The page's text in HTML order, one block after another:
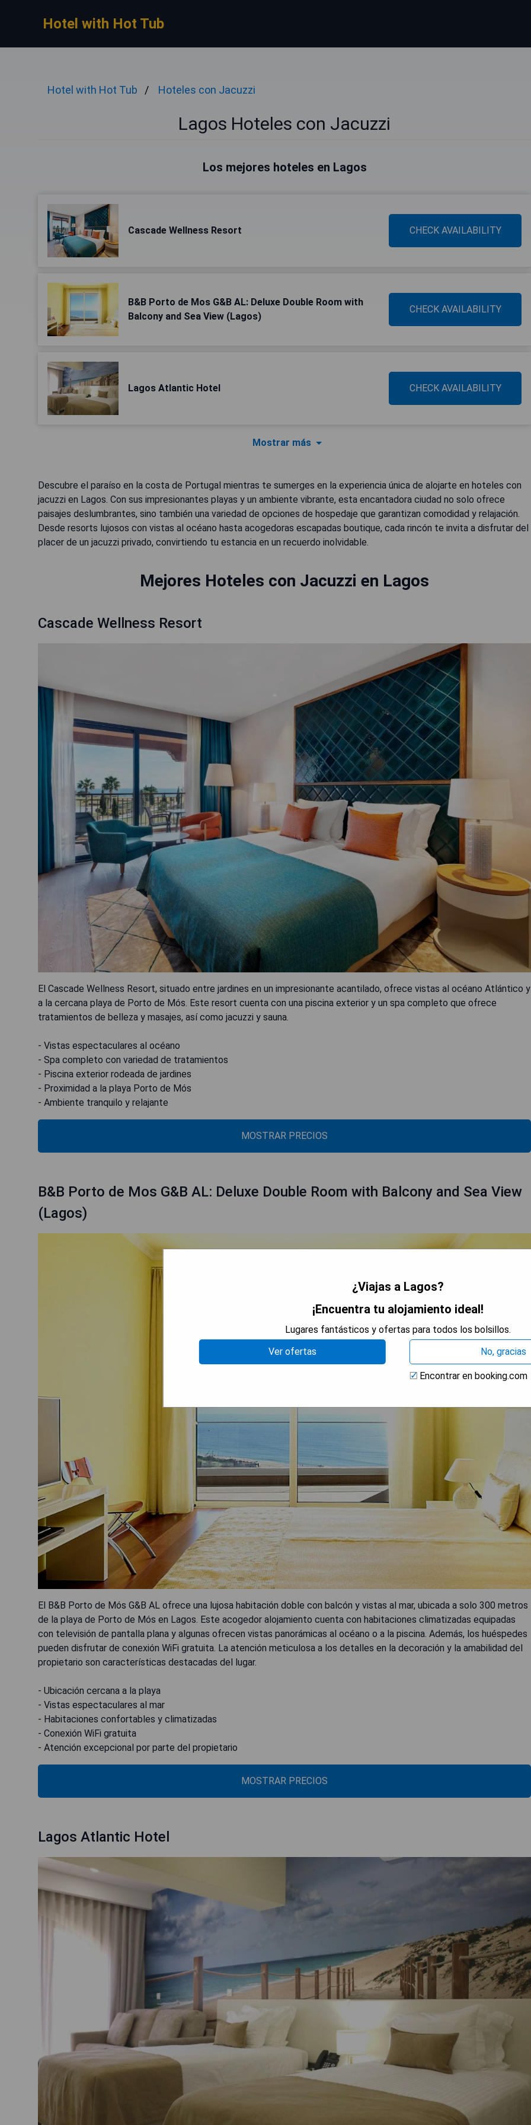
Hotel with Hot Tub
Hotel with Hot Tub Hoteles con Jacuzzi
Lagos Hoteles con Jacuzzi
Los mejores hoteles en Lagos
Cascade Wellness Resort CHECK AVAILABILITY
B&B Porto de Mos G&B AL: Deluxe Double Room with
Balcony and Sea View (Lagos)
CHECK AVAILABILITY
Lagos Atlantic Hotel CHECK AVAILABILITY
Mostrar más
Descubre el paraíso en la costa de Portugal mientras te sumerges en la experiencia única de alojarte en hoteles con
jacuzzi en Lagos. Con sus impresionantes playas y un ambiente vibrante, esta encantadora ciudad no solo ofrece
paisajes deslumbrantes, sino también una variedad de opciones de hospedaje que garantizan comodidad y relajación.
Desde resorts lujosos con vistas al océano hasta acogedoras escapadas boutique, cada rincón te invita a disfrutar del
placer de un jacuzzi privado, convirtiendo tu estancia en un recuerdo inolvidable.
Mejores Hoteles con Jacuzzi en Lagos
Cascade Wellness Resort
El Cascade Wellness Resort, situado entre jardines en un impresionante acantilado, ofrece vistas al océano Atlántico y
a la cercana playa de Porto de Mós. Este resort cuenta con una piscina exterior y un spa completo que ofrece
tratamientos de belleza y masajes, así como jacuzzi y sauna.
- Vistas espectaculares al océano
- Spa completo con variedad de tratamientos
- Piscina exterior rodeada de jardines
- Proximidad a la playa Porto de Mós
- Ambiente tranquilo y relajante
MOSTRAR PRECIOS
B&B Porto de Mos G&B AL: Deluxe Double Room with Balcony and Sea View
(Lagos)
El B&B Porto de Mós G&B AL ofrece una lujosa habitación doble con balcón y vistas al mar, ubicada a solo 300 metros
de la playa de Porto de Mós en Lagos. Este acogedor alojamiento cuenta con habitaciones climatizadas equipadas
con televisión de pantalla plana y algunas ofrecen vistas panorámicas al océano o a la piscina. Además, los huéspedes
pueden disfrutar de conexión WiFi gratuita. La atención meticulosa a los detalles en la decoración y la amabilidad del
propietario son características destacadas del lugar.
- Ubicación cercana a la playa
- Vistas espectaculares al mar
- Habitaciones confortables y climatizadas
- Conexión WiFi gratuita
- Atención excepcional por parte del propietario
MOSTRAR PRECIOS
Lagos Atlantic Hotel
¿Viajas a Lagos?
¡Encuentra tu alojamiento ideal!
Lugares fantásticos y ofertas para todos los bolsillos.
Ver ofertas
No, gracias
Encontrar en booking.com